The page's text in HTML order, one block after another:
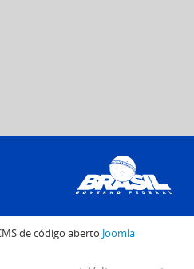
de código aberto Joomla